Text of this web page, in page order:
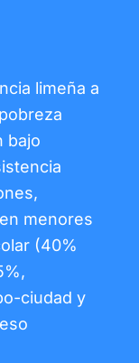
limeña a
bajo
menores
(40%
ciudad y